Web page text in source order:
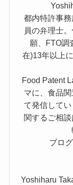
都内特許事
員の弁理士
願、FTO調
在)13年以上
Food Patent
マに、食品
て発信して
関するご相
ブロ
Yoshiharu